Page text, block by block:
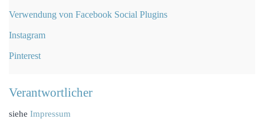
Verwendung von Facebook Social Plugins
Instagram
Pinterest
Verantwortlicher
siehe Impressum